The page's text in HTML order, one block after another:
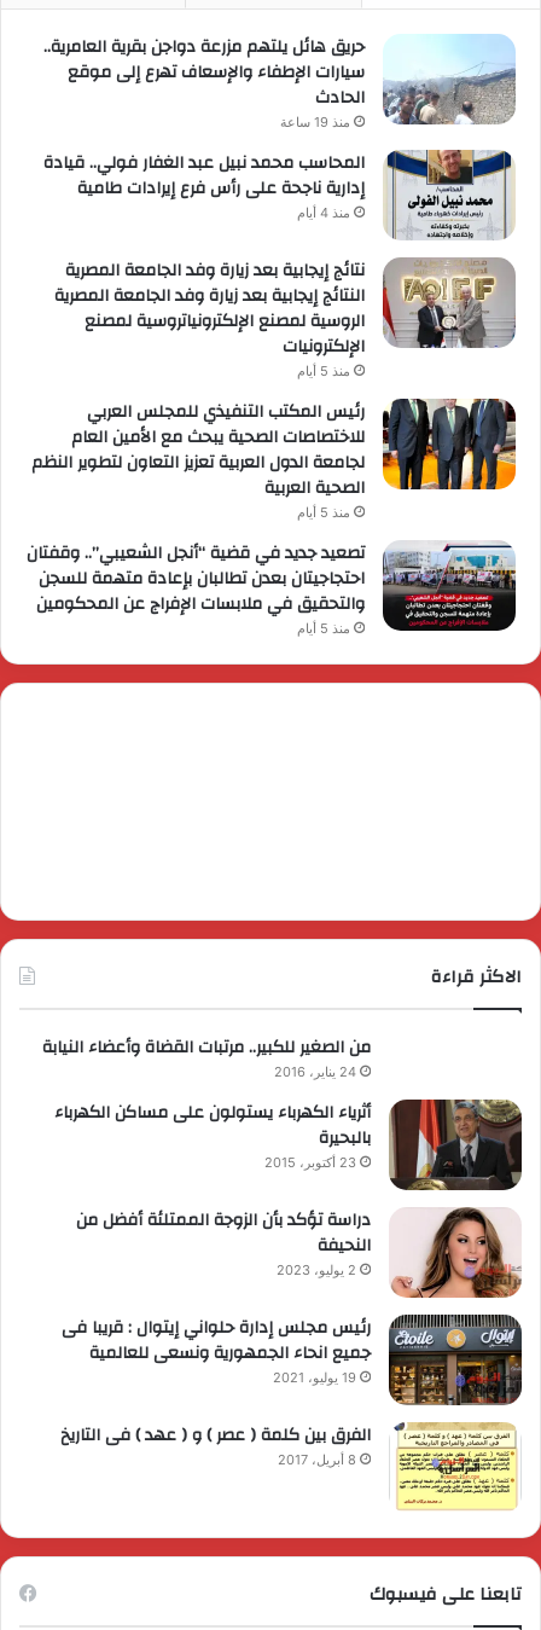
حريق هائل يلتهم مزرعة دواجن بقرية العامرية..
سيارات الإطفاء والإسعاف تهرع إلى موقع
الحادث
منذ 19 ساعة
المحاسب محمد نبيل عبد الغفار فولي.. قيادة
إدارية ناجحة على رأس فرع إيرادات طامية
منذ 4 أيام
نتائج إيجابية بعد زيارة وفد الجامعة المصرية
النتائج إيجابية بعد زيارة وفد الجامعة المصرية
الروسية لمصنع الإلكترونياتروسية لمصنع
الإلكترونيات
منذ 5 أيام
رئيس المكتب التنفيذي للمجلس العربي
للاختصاصات الصحية يبحث مع الأمين العام
لجامعة الدول العربية تعزيز التعاون لتطوير النظم
الصحية العربية
منذ 5 أيام
تصعيد جديد في قضية “أنجل الشعيبي”.. وقفتان
احتجاجيتان بعدن تطالبان بإعادة متهمة للسجن
والتحقيق في ملابسات الإفراج عن المحكومين
منذ 5 أيام
الاكثر قراءة
من الصغير للكبير.. مرتبات القضاة وأعضاء النيابة
24 يناير، 2016
أثرياء الكهرباء يستولون على مساكن الكهرباء
بالبحيرة
23 أكتوبر، 2015
دراسة تؤكد بأن الزوجة الممتلئة أفضل من
النحيفة
2 يوليو، 2023
رئيس مجلس إدارة حلواني إيتوال : قريبا فى
جميع انحاء الجمهورية ونسعى للعالمية
19 يوليو، 2021
الفرق بين كلمة ( عصر ) و ( عهد ) فى التاريخ
8 أبريل، 2017
تابعنا على فيسبوك